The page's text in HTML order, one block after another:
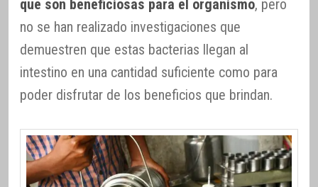
que son beneficiosas para el organismo, pero
no se han realizado investigaciones que
demuestren que estas bacterias llegan al
intestino en una cantidad suficiente como para
poder disfrutar de los beneficios que brindan.